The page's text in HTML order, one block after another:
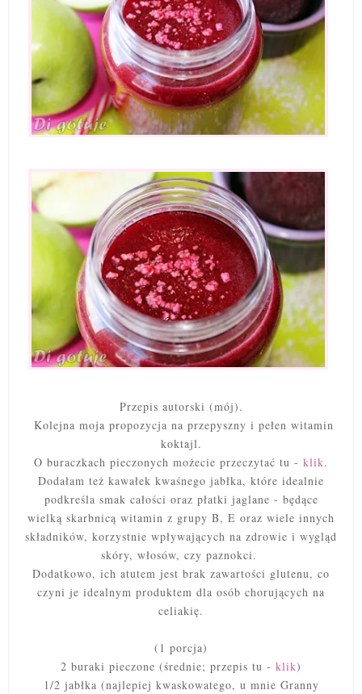
Przepis autorski (mój).
Kolejna moja propozycja na przepyszny i pełen witamin
koktajl.
O buraczkach pieczonych możecie przeczytać tu - klik.
Dodałam też kawałek kwaśnego jabłka, które idealnie
podkreśla smak całości oraz płatki jaglane - będące
wielką skarbnicą witamin z grupy B, E oraz wiele innych
składników, korzystnie wpływających na zdrowie i wygląd
skóry, włosów, czy paznokci.
Dodatkowo, ich atutem jest brak zawartości glutenu, co
czyni je idealnym produktem dla osób chorujących na
celiakię.
(1 porcja)
2 buraki pieczone (średnie; przepis tu - klik)
1/2 jabłka (najlepiej kwaskowatego, u mnie Granny